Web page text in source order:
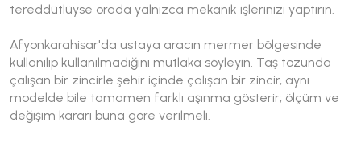
tereddütlüyse orada yalnızca mekanik işlerinizi yaptırın.
Afyonkarahisar'da ustaya aracın mermer bölgesinde
kullanılıp kullanılmadığını mutlaka söyleyin. Taş tozunda
çalışan bir zincirle şehir içinde çalışan bir zincir, aynı
modelde bile tamamen farklı aşınma gösterir; ölçüm ve
değişim kararı buna göre verilmeli.